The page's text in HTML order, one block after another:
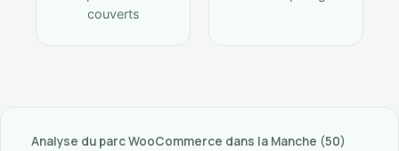
couverts
Analyse du parc WooCommerce dans la Manche (50)